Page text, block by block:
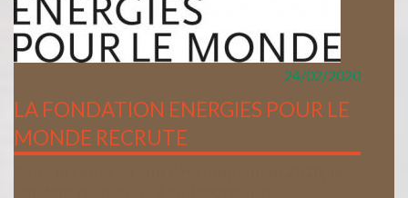
24/02/2020
LA FONDATION ENERGIES POUR LE
MONDE RECRUTE